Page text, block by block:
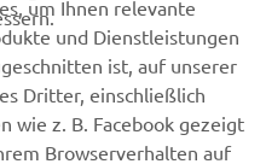
um Ihnen relevante
und Dienstleistungen
ist, auf unserer
Dritter, einschließlich
wie z. B. Facebook gezeigt
Browserverhalten auf